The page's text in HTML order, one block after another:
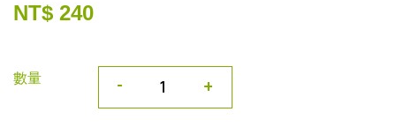
NT$ 240
數量 - +